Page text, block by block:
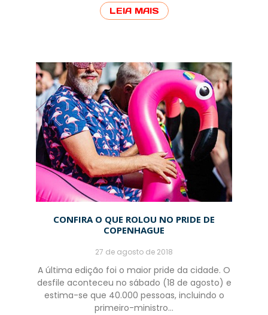
LEIA MAIS
CONFIRA O QUE ROLOU NO PRIDE DE
COPENHAGUE
27 de agosto de 2018
A última edição foi o maior pride da cidade. O
desfile aconteceu no sábado (18 de agosto) e
estima-se que 40.000 pessoas, incluindo o
primeiro-ministro…